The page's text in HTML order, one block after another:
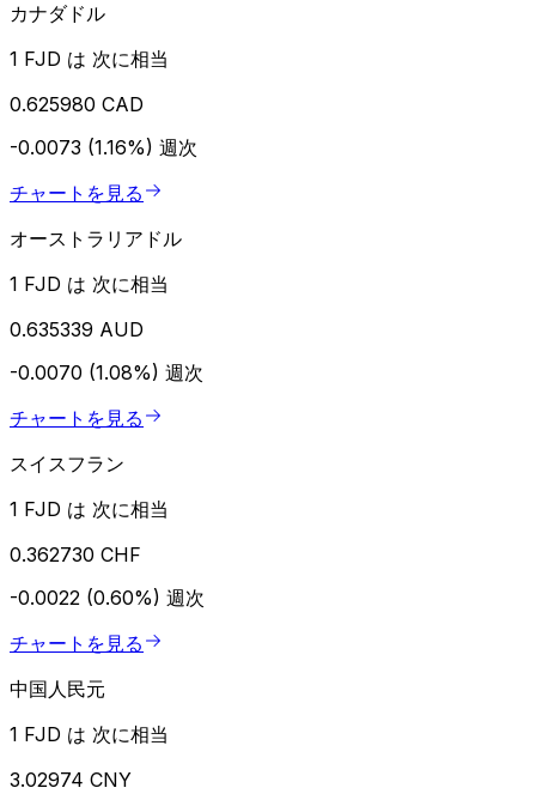
カナダドル
1 FJD は 次に相当
0.625980 CAD
-0.0073 (1.16%) 週次
チャートを見る
オーストラリアドル
1 FJD は 次に相当
0.635339 AUD
-0.0070 (1.08%) 週次
チャートを見る
スイスフラン
1 FJD は 次に相当
0.362730 CHF
-0.0022 (0.60%) 週次
チャートを見る
中国人民元
1 FJD は 次に相当
3.02974 CNY